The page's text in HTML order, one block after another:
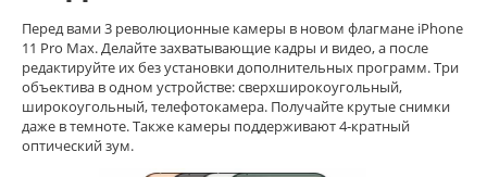
Перед вами 3 революционные камеры в новом флагмане iPhone
11 Pro Max. Делайте захватывающие кадры и видео, а после
редактируйте их без установки дополнительных программ. Три
объектива в одном устройстве: сверхширокоугольный,
широкоугольный, телефотокамера. Получайте крутые снимки
даже в темноте. Также камеры поддерживают 4‑кратный
оптический зум.